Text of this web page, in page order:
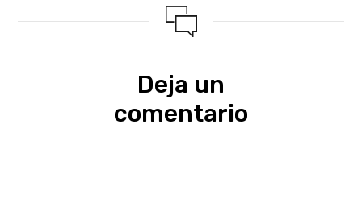
Deja un
comentario